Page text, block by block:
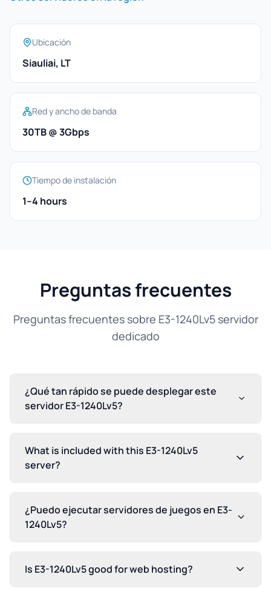
Ubicación
Siauliai, LT
Red y ancho de banda
30TB @ 3Gbps
Tiempo de instalación
1–4 hours
Preguntas frecuentes
Preguntas frecuentes sobre E3-1240Lv5 servidor
dedicado
¿Qué tan rápido se puede desplegar este
servidor E3-1240Lv5?
What is included with this E3-1240Lv5
server?
¿Puedo ejecutar servidores de juegos en E3-
1240Lv5?
Is E3-1240Lv5 good for web hosting?